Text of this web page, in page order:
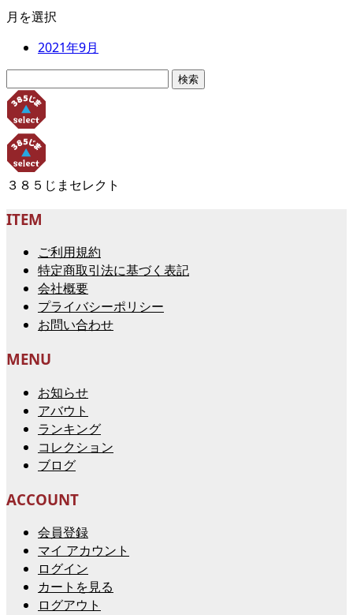
月を選択
2021年9月
索:
３８５じまセレクト
ITEM
ご利用規約
特定商取引法に基づく表記
会社概要
プライバシーポリシー
お問い合わせ
MENU
お知らせ
アバウト
ランキング
コレクション
ブログ
ACCOUNT
会員登録
マイ アカウント
ログイン
カートを見る
ログアウト